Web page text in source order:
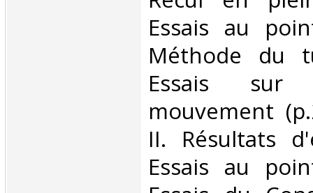
Essais au
Méthode du
Essais
mouvement
II. Résultats
Essais au